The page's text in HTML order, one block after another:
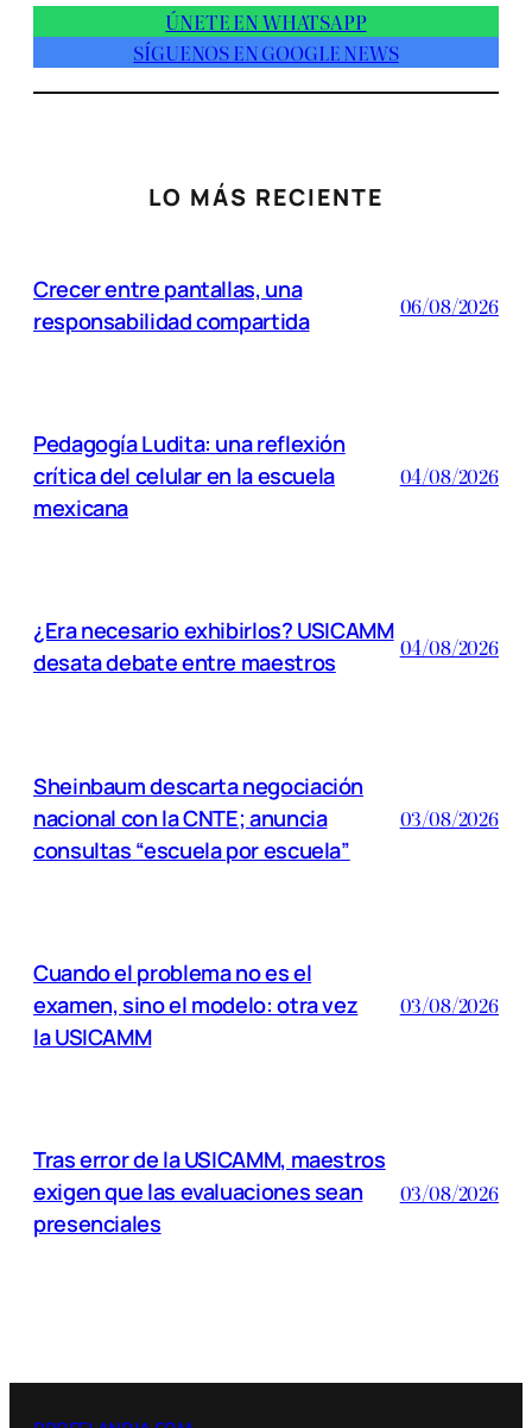
ÚNETE EN WHATSAPP
SÍGUENOS EN GOOGLE NEWS
LO MÁS RECIENTE
Crecer entre pantallas, una
responsabilidad compartida
06/08/2026
Pedagogía Ludita: una reflexión
crítica del celular en la escuela
mexicana
04/08/2026
¿Era necesario exhibirlos? USICAMM
desata debate entre maestros
04/08/2026
Sheinbaum descarta negociación
nacional con la CNTE; anuncia
consultas “escuela por escuela”
03/08/2026
Cuando el problema no es el
examen, sino el modelo: otra vez
la USICAMM
03/08/2026
Tras error de la USICAMM, maestros
exigen que las evaluaciones sean
presenciales
03/08/2026